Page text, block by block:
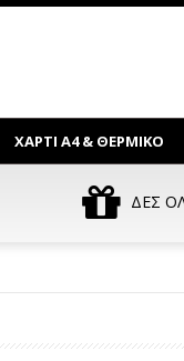
ΧΑΡΤΙ Α4 & ΘΕΡΜΙΚΟ
ΔΕΣ